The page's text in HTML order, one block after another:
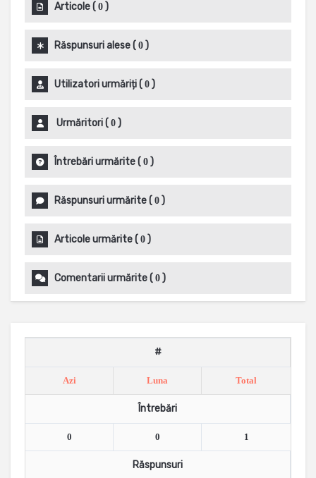
Articole( 0 )
Răspunsuri alese( 0 )
Utilizatori urmăriți( 0 )
Urmăritori( 0 )
Întrebări urmărite( 0 )
Răspunsuri urmărite( 0 )
Articole urmărite( 0 )
Comentarii urmărite( 0 )
#
Azi Luna Total
Întrebări
0 0 1
Răspunsuri